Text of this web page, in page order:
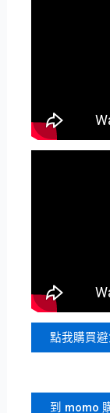
點我購買
到 momo